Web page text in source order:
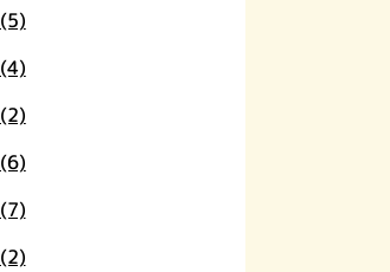
(5)
(4)
(2)
(6)
(7)
(2)